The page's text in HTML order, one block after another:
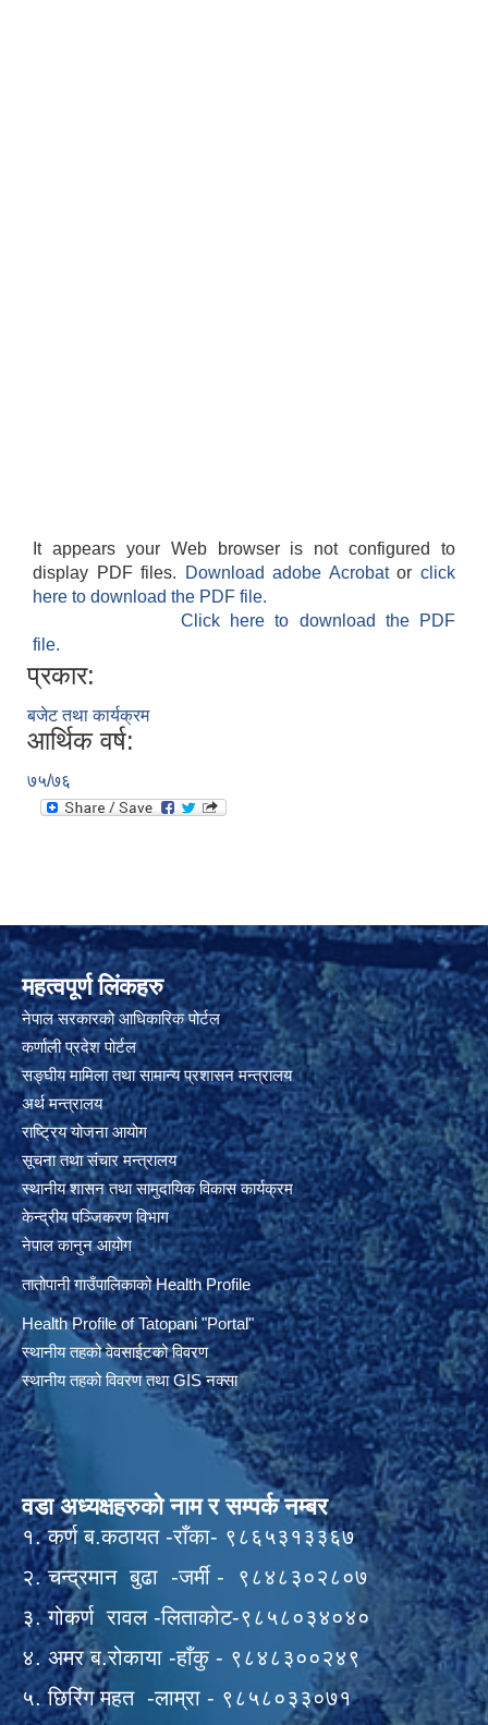
It appears your Web browser is not configured to
display PDF files.
Download adobe Acrobatorclick
here to download the PDF file.
Click here to download the PDF
file.
प्रकार:
बजेट तथा कार्यक्रम
आर्थिक वर्ष:
७५/७६
महत्वपूर्ण लिंकहरु
नेपाल सरकारको आधिकारिक पोर्टल
कर्णाली प्रदेश पोर्टल
सङ्घीय मामिला तथा सामान्य प्रशासन मन्त्रालय
अर्थ मन्त्रालय
राष्ट्रिय योजना आयोग
सूचना तथा संचार मन्त्रालय
स्थानीय शासन तथा सामुदायिक विकास कार्यक्रम
केन्द्रीय पञ्जिकरण विभाग
नेपाल कानुन आयोग
तातोपानी गाउँपालिकाको Health Profile
Health Profile of Tatopani"Portal"
स्थानीय तहको वेवसाईटको विवरण
स्थानीय तहको विवरण तथा GIS नक्सा
वडा अध्यक्षहरुको नाम र सम्पर्क नम्बर
१. कर्ण ब.कठायत -राँका- ९८६५३१३३६७
२. चन्द्रमान बुढा -जर्मी - ९८४८३०२८०७
३. गोकर्ण रावल -लिताकोट-९८५८०३४०४०
४. अमर ब.रोकाया -हाँकु - ९८४८३००२४९
५. छिरिंग महत -लाम्रा - ९८५८०३३०७१